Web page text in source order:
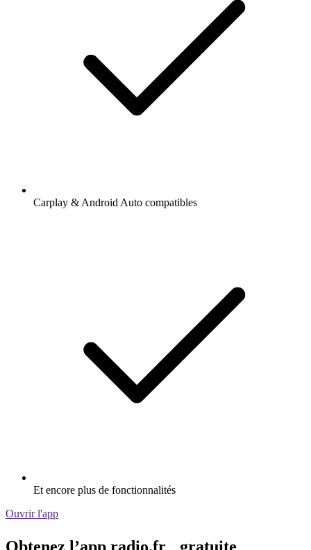
Carplay & Android Auto compatibles
Et encore plus de fonctionnalités
Ouvrir l'app